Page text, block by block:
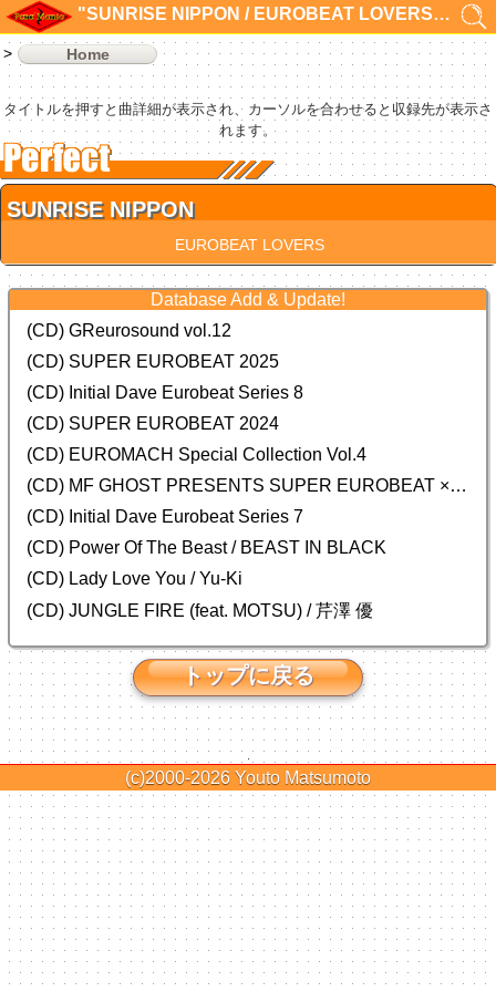
"SUNRISE NIPPON / EUROBEAT LOVERS"の検索結果 1件
Home
タイトルを押すと曲詳細が表示され、カーソルを合わせると収録先が表示さ
れます。
SUNRISE NIPPON
EUROBEAT LOVERS
Database Add & Update!
(CD) GReurosound vol.12
(CD) SUPER EUROBEAT 2025
(CD) Initial Dave Eurobeat Series 8
(CD) SUPER EUROBEAT 2024
(CD) EUROMACH Special Collection Vol.4
(CD) MF GHOST PRESENTS SUPER EUROBEAT × ORIGINAL SOUNDTRACK NEW COLLECTION
(CD) Initial Dave Eurobeat Series 7
(CD) Power Of The Beast / BEAST IN BLACK
(CD) Lady Love You / Yu-Ki
(CD) JUNGLE FIRE (feat. MOTSU) / 芹澤 優
トップに戻る
(c)2000-2026 Youto Matsumoto